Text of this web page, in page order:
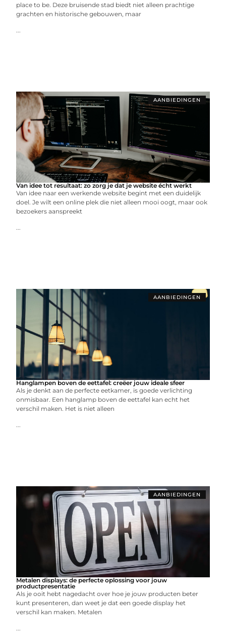
place to be. Deze bruisende stad biedt niet alleen prachtige
grachten en historische gebouwen, maar
...
AANBIEDINGEN
Van idee tot resultaat: zo zorg je dat je website écht werkt
Van idee naar een werkende website begint met een duidelijk
doel. Je wilt een online plek die niet alleen mooi oogt, maar ook
bezoekers aanspreekt
...
AANBIEDINGEN
Hanglampen boven de eettafel: creëer jouw ideale sfeer
Als je denkt aan de perfecte eetkamer, is goede verlichting
onmisbaar. Een hanglamp boven de eettafel kan echt het
verschil maken. Het is niet alleen
...
AANBIEDINGEN
Metalen displays: de perfecte oplossing voor jouw
productpresentatie
Als je ooit hebt nagedacht over hoe je jouw producten beter
kunt presenteren, dan weet je dat een goede display het
verschil kan maken. Metalen
...